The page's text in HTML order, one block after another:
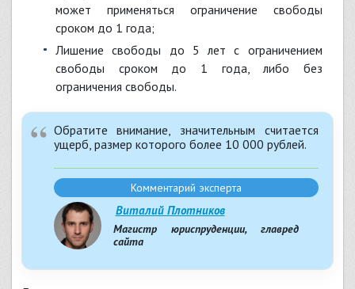
может применяться ограничение свободы
сроком до 1 года;
лишение свободы до 5 лет с ограничением
свободы сроком до 1 года, либо без
ограничения свободы.
Обратите внимание, значительным считается
ущерб, размер которого более 10 000 рублей.
Виталий Плотников
Магистр юриспруденции, главред
сайта
Комментарий эксперта